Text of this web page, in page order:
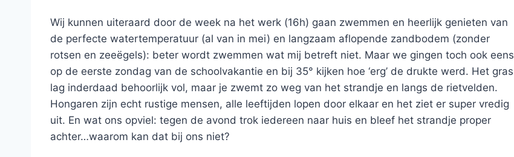
Wij kunnen uiteraard door de week na het werk (16h) gaan zwemmen en heerlijk genieten van
de perfecte watertemperatuur (al van in mei) en langzaam aflopende zandbodem (zonder
rotsen en zeeëgels): beter wordt zwemmen wat mij betreft niet. Maar we gingen toch ook eens
op de eerste zondag van de schoolvakantie en bij 35° kijken hoe ‘erg’ de drukte werd. Het gras
lag inderdaad behoorlijk vol, maar je zwemt zo weg van het strandje en langs de rietvelden.
Hongaren zijn echt rustige mensen, alle leeftijden lopen door elkaar en het ziet er super vredig
uit. En wat ons opviel: tegen de avond trok iedereen naar huis en bleef het strandje proper
achter…waarom kan dat bij ons niet?